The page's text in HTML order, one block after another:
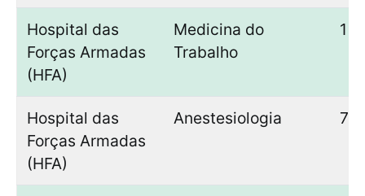
Hospital das
Forças Armadas
(HFA)
Medicina do
Trabalho
1
Hospital das
Forças Armadas
(HFA)
Anestesiologia 7